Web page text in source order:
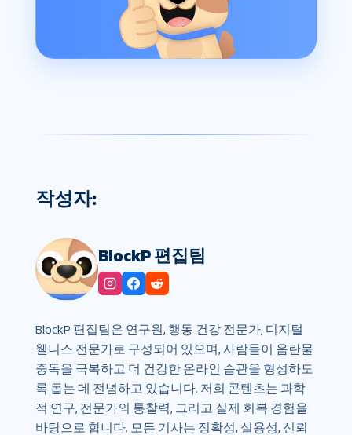
작성자:
BlockP 편집팀
BlockP 편집팀은 연구원, 행동 건강 전문가, 디지털
웰니스 전문가로 구성되어 있으며, 사람들이 음란물
중독을 극복하고 더 건강한 온라인 습관을 형성하도
록 돕는 데 전념하고 있습니다. 저희 콘텐츠는 과학
적 연구, 전문가의 통찰력, 그리고 실제 회복 경험을
바탕으로 합니다. 모든 기사는 정확성, 실용성, 신뢰